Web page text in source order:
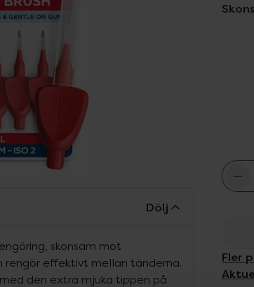
Fler
Dölj
skonsam mot
rengör effektivt mellan tänderna.
den extra mjuka tippen på